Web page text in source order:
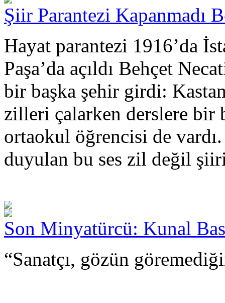
Şiir Parantezi Kapanmadı
Hayat parantezi 1916’da
Paşa’da açıldı Behçet
bir başka şehir girdi:
zilleri çalarken derslere bir
ortaokul öğrencisi de
duyulan bu ses zil değil
Son Minyatürcü: Kunal
“Sanatçı, gözün